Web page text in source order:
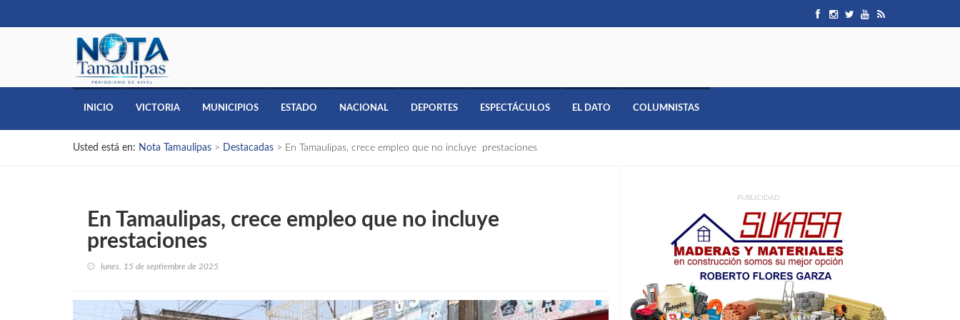
INICIO VICTORIA MUNICIPIOS ESTADO NACIONAL DEPORTES ESPECTÁCULOS EL DATO COLUMNISTAS
Usted está en: Nota Tamaulipas > Destacadas > En Tamaulipas, crece empleo que no incluye prestaciones
En Tamaulipas, crece empleo que no incluye
prestaciones
lunes, 15 de septiembre de 2025
PUBLICIDAD